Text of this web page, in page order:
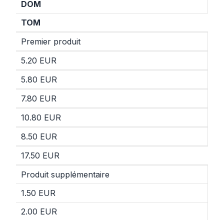
DOM
TOM
Premier produit
5.20 EUR
5.80 EUR
7.80 EUR
10.80 EUR
8.50 EUR
17.50 EUR
Produit supplémentaire
1.50 EUR
2.00 EUR